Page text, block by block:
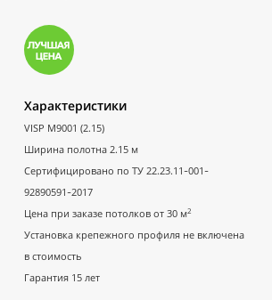
Характеристики
VISP M9001 (2.15)
Ширина полотна 2.15 м
Сертифицировано по ТУ 22.23.11-001-
92890591-2017
Цена при заказе потолков от 30 м2
Установка крепежного профиля не включена
в стоимость
Гарантия 15 лет